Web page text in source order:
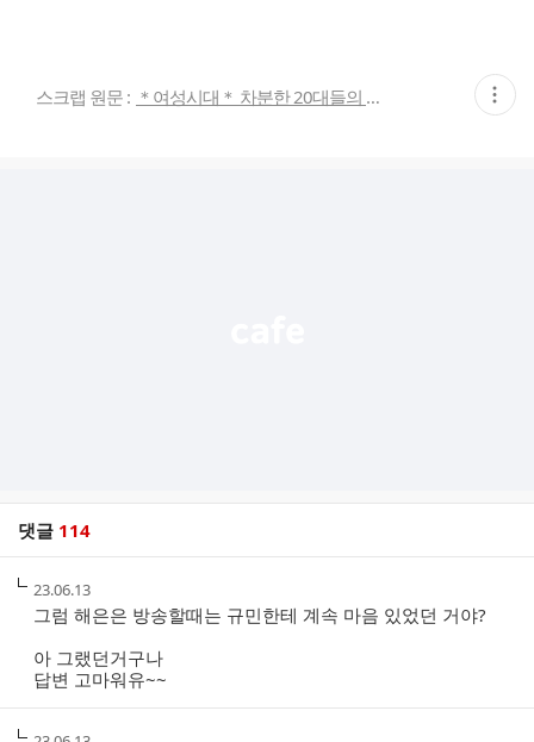
스크랩 원문 : ＊여성시대＊ 차분한 20대들의 알흠다운 공간 현
재
댓글 114
작
성
시
간
23.06.13
그럼 해은은 방송할때는 규민한테 계속 마음 있었던 거야?
아 그랬던거구나
답변 고마워유~~